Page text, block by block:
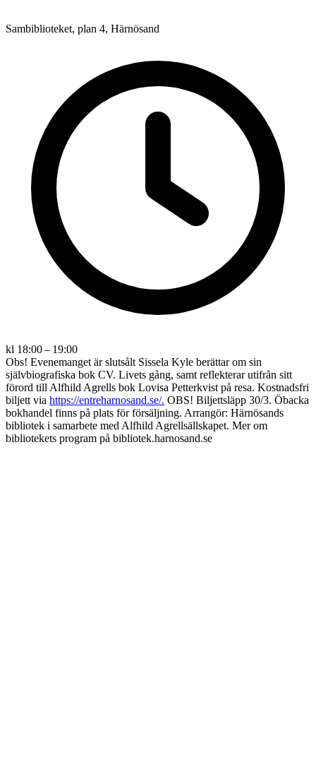
Sambiblioteket, plan 4, Härnösand
kl 18:00 – 19:00
Obs! Evenemanget är slutsålt Sissela Kyle berättar om sin
självbiografiska bok CV. Livets gång, samt reflekterar utifrån sitt
förord till Alfhild Agrells bok Lovisa Petterkvist på resa. Kostnadsfri
biljett via https://entreharnosand.se/. OBS! Biljettsläpp 30/3. Öbacka
bokhandel finns på plats för försäljning. Arrangör: Härnösands
bibliotek i samarbete med Alfhild Agrellsällskapet. Mer om
bibliotekets program på bibliotek.harnosand.se